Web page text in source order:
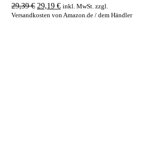
29,39€ Original
price
29,19 €Current
price
inkl. MwSt. zzgl.
Versandkosten von Amazon.de / dem Händler